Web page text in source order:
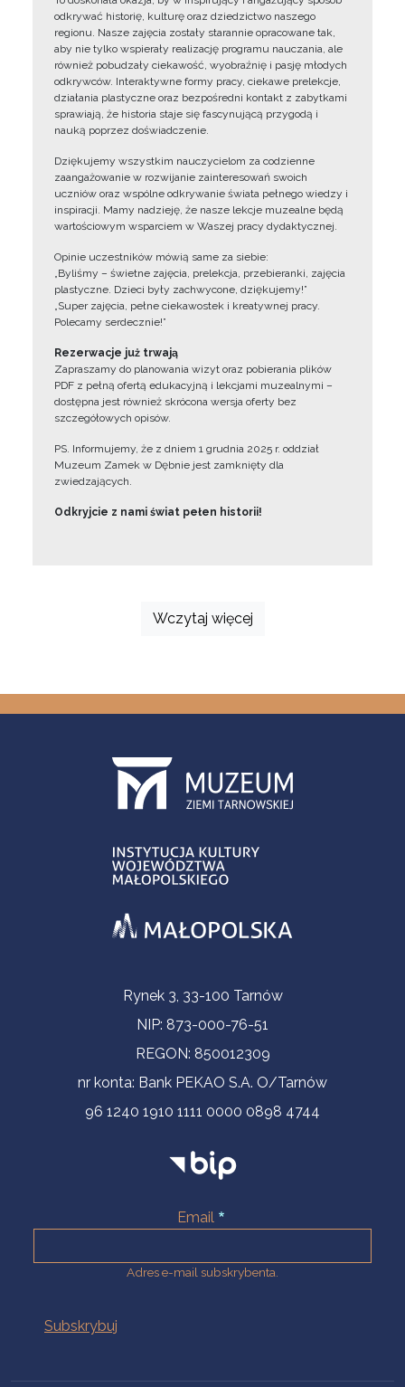
odkrywać historię, kulturę oraz dziedzictwo naszego
regionu. Nasze zajęcia zostały starannie opracowane tak,
aby nie tylko wspierały realizację programu nauczania, ale
również pobudzały ciekawość, wyobraźnię i pasję młodych
odkrywców. Interaktywne formy pracy, ciekawe prelekcje,
działania plastyczne oraz bezpośredni kontakt z zabytkami
sprawiają, że historia staje się fascynującą przygodą i
nauką poprzez doświadczenie.
Dziękujemy wszystkim nauczycielom za codzienne
zaangażowanie w rozwijanie zainteresowań swoich
uczniów oraz wspólne odkrywanie świata pełnego wiedzy i
inspiracji. Mamy nadzieję, że nasze lekcje muzealne będą
wartościowym wsparciem w Waszej pracy dydaktycznej.
Opinie uczestników mówią same za siebie:
„Byliśmy – świetne zajęcia, prelekcja, przebieranki, zajęcia
plastyczne. Dzieci były zachwycone, dziękujemy!”
„Super zajęcia, pełne ciekawostek i kreatywnej pracy.
Polecamy serdecznie!”
Rezerwacje już trwają
Zapraszamy do planowania wizyt oraz pobierania plików
PDF z pełną ofertą edukacyjną i lekcjami muzealnymi –
dostępna jest również skrócona wersja oferty bez
szczegółowych opisów.
PS. Informujemy, że z dniem 1 grudnia 2025 r. oddział
Muzeum Zamek w Dębnie jest zamknięty dla
zwiedzających.
Odkryjcie z nami świat pełen historii!
Wczytaj więcej
Informacje kontaktoweRynek 3, 33-100 Tarnów
NIP: 873-000-76-51
REGON: 850012309
nr konta: Bank PEKAO S.A. O/Tarnów
96 1240 1910 1111 0000 0898 4744
Email
Adres e-mail subskrybenta.